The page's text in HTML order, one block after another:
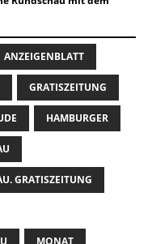
ANZEIGENBLATT
GRATISZEITUNG
HAMBURGER
GRATISZEITUNG
MONAT